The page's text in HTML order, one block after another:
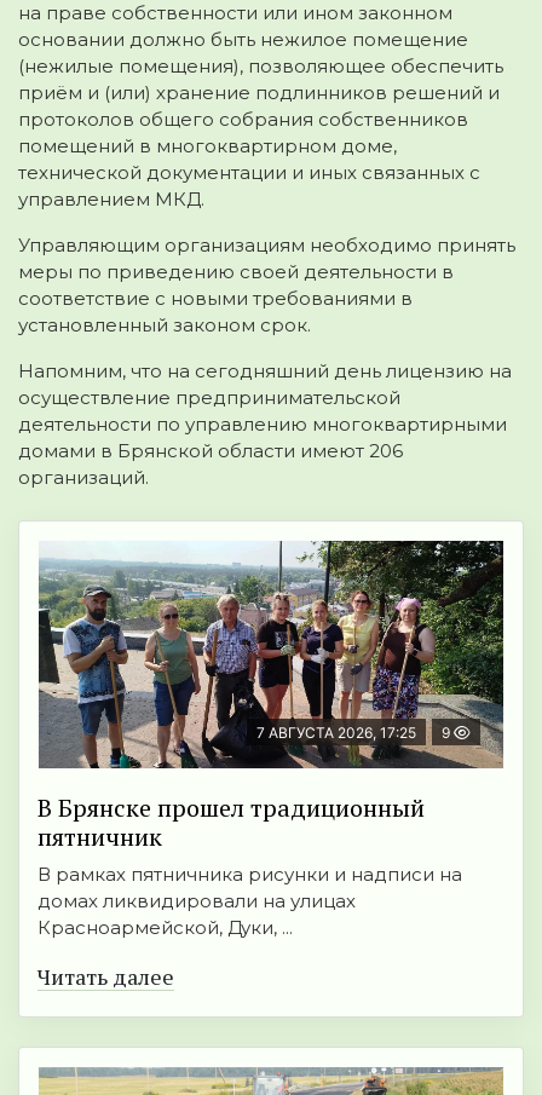
на праве собственности или ином законном
основании должно быть нежилое помещение
(нежилые помещения), позволяющее обеспечить
приём и (или) хранение подлинников решений и
протоколов общего собрания собственников
помещений в многоквартирном доме,
технической документации и иных связанных с
управлением МКД.
Управляющим организациям необходимо принять
меры по приведению своей деятельности в
соответствие с новыми требованиями в
установленный законом срок.
Напомним, что на сегодняшний день лицензию на
осуществление предпринимательской
деятельности по управлению многоквартирными
домами в Брянской области имеют 206
организаций.
7 АВГУСТА 2026, 17:25 9
В Брянске прошел традиционный
пятничник
В рамках пятничника рисунки и надписи на
домах ликвидировали на улицах
Красноармейской, Дуки, ...
Читать далее